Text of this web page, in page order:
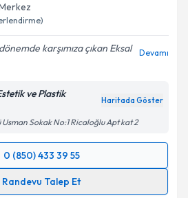
ve kişisel verilerimin belirtilen
kabul ediyorum.
Talebini Gönder
karşımıza çıkan Eksal
Devamı
ve Plastik
Haritada Göster
Sokak No:1 Ricaloğlu Apt kat 2
0 (850) 433 39 55
Randevu Talep Et
Talebi